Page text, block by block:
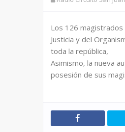
Los 126
Justicia y del
toda la república,
Asimismo, la nueva
posesión de sus